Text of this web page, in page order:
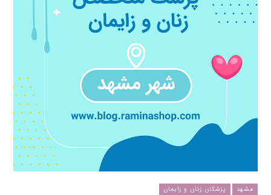
مشهد پزشکان زنان و زایمان